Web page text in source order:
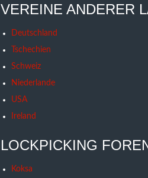
VEREINE ANDERER
Deutschland
Tschechien
Schweiz
Niederlande
USA
Ireland
LOCKPICKING
Koksa